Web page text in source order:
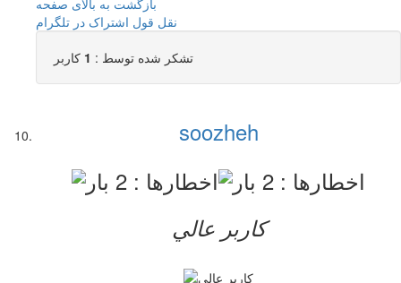
نقل قول اشتراک در تلگرام
تشکر شده توسط : 1 کاربر
soozheh
کاربر عالي